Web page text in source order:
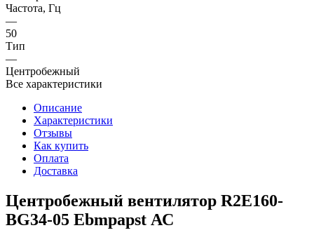
Частота, Гц
—
50
Тип
—
Центробежный
Все характеристики
Описание
Характеристики
Отзывы
Как купить
Оплата
Доставка
Центробежный вентилятор R2E160-
BG34-05 Ebmpapst АС